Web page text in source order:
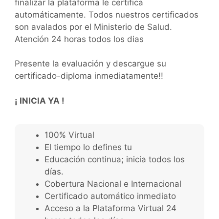
finalizar la plataforma le certifica
automáticamente. Todos nuestros certificados
son avalados por el Ministerio de Salud.
Atención 24 horas todos los dias
Presente la evaluación y descargue su
certificado-diploma inmediatamente!!
¡ INICIA YA !
100% Virtual
El tiempo lo defines tu
Educación continua; inicia todos los
días.
Cobertura Nacional e Internacional
Certificado automático inmediato
Acceso a la Plataforma Virtual 24